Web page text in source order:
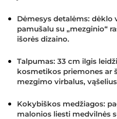
Dėmesys detalėms: dėklo
pamušalu su „mezginio“
išorės dizaino.
Talpumas: 33 cm ilgis
kosmetikos priemones ar
mezgimo virbalus,
Kokybiškos medžiagos:
malonios liesti medvilnės